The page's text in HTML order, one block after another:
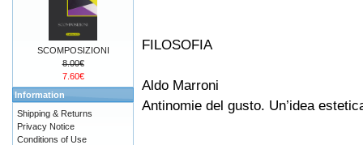
FILOSOFIA
Aldo Marroni
Antinomie del gusto. Un’idea
SCOMPOSIZIONI
8.00€
7.60€
Information
Shipping & Returns
Privacy Notice
Conditions of Use